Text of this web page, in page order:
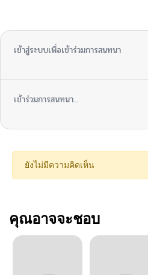
เข้าสู่ระบบเพื่อเข้าร่วมการสนทนา
เข้าร่วมการสนทนา...
ยังไม่มีความคิดเห็น
คุณอาจจะชอบ